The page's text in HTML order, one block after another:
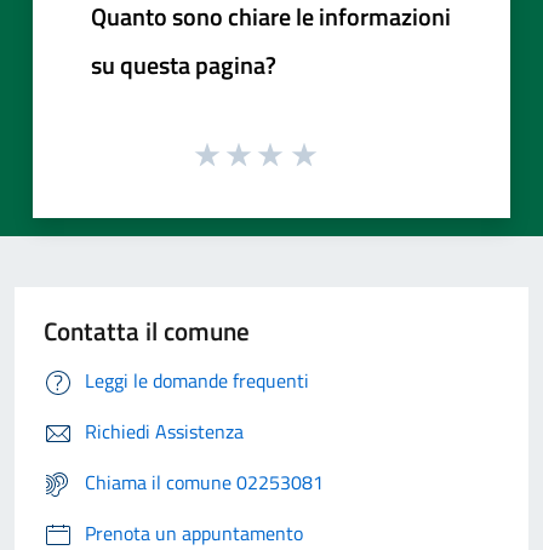
Quanto sono chiare le informazioni
su questa pagina?
Contatta il comune
Leggi le domande frequenti
Richiedi Assistenza
Chiama il comune 02253081
Prenota un appuntamento